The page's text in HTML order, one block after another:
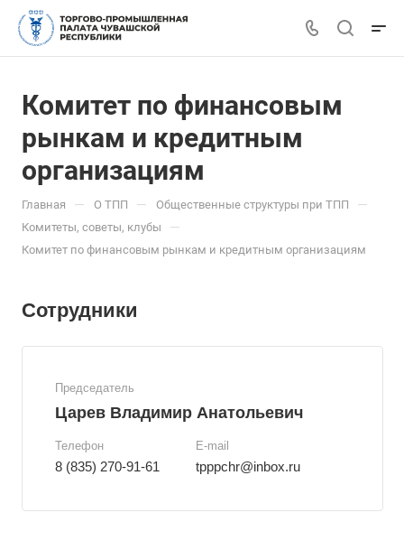
Комитет по финансовым
рынкам и кредитным
организациям
Главная — О ТПП — Общественные структуры при ТПП —
Комитеты, советы, клубы —
Комитет по финансовым рынкам и кредитным организациям
Сотрудники
Председатель
Царев Владимир Анатольевич
Телефон
8 (835) 270-91-61
E-mail
tpppchr@inbox.ru